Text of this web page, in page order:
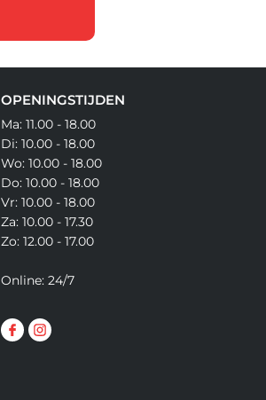
OPENINGSTIJDEN
Ma: 11.00 - 18.00
Di: 10.00 - 18.00
Wo: 10.00 - 18.00
Do: 10.00 - 18.00
Vr: 10.00 - 18.00
Za: 10.00 - 17.30
Zo: 12.00 - 17.00
Online: 24/7